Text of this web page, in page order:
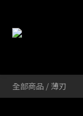
全部商品 / 薄刃